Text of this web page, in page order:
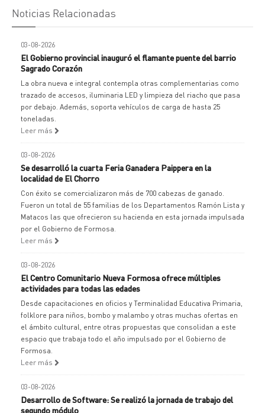
Noticias Relacionadas
03-08-2026
El Gobierno provincial inauguró el flamante puente del barrio
Sagrado Corazón
La obra nueva e integral contempla otras complementarias como
trazado de accesos, iluminaria LED y limpieza del riacho que pasa
por debajo. Además, soporta vehículos de carga de hasta 25
toneladas.
Leer más
03-08-2026
Se desarrolló la cuarta Feria Ganadera Paippera en la
localidad de El Chorro
Con éxito se comercializaron más de 700 cabezas de ganado.
Fueron un total de 55 familias de los Departamentos Ramón Lista y
Matacos las que ofrecieron su hacienda en esta jornada impulsada
por el Gobierno de Formosa.
Leer más
03-08-2026
El Centro Comunitario Nueva Formosa ofrece múltiples
actividades para todas las edades
Desde capacitaciones en oficios y Terminalidad Educativa Primaria,
folklore para niños, bombo y malambo y otras muchas ofertas en
el ámbito cultural, entre otras propuestas que consolidan a este
espacio que trabaja todo el año impulsado por el Gobierno de
Formosa.
Leer más
03-08-2026
Desarrollo de Software: Se realizó la jornada de trabajo del
segundo módulo